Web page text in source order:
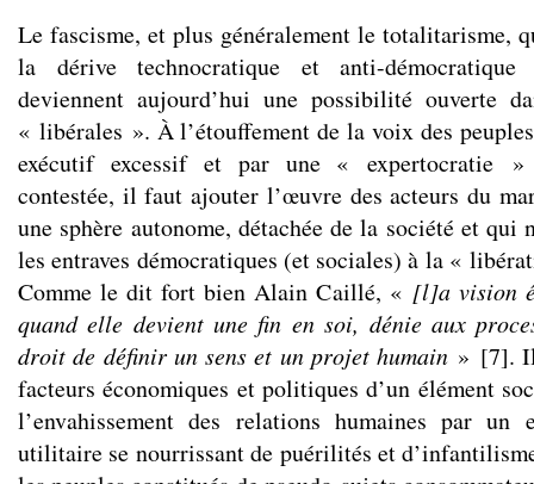
Le fascisme, et plus généralement le totalitarisme,
la dérive technocratique et anti-
deviennent aujourd’hui une possibilité ouverte
« libérales ». À l’étouffement de la voix des
exécutif excessif et par une « expertocratie »
contestée, il faut ajouter l’œuvre des acteurs du
une sphère autonome, détachée de la société et qui
les entraves démocratiques (et sociales) à la «
Comme le dit fort bien Alain Caillé, « [l]a vision
quand elle devient une fin en soi, dénie aux
droit de définir un sens et un projet humain » [7].
facteurs économiques et politiques d’un élément
l’envahissement des relations humaines par un
utilitaire se nourrissant de puérilités et